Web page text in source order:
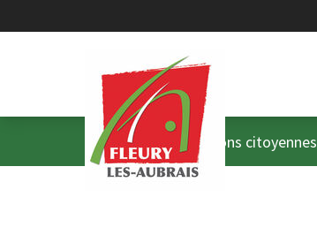
AccueilMenu principal
/ Consultations citoyennes